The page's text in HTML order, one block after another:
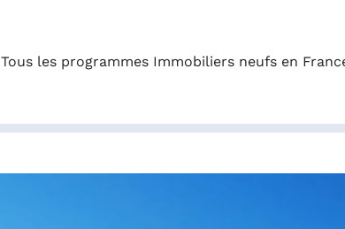
Tous les programmes Immobiliers neufs en